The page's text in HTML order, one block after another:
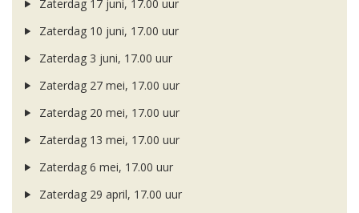
Zaterdag 17 juni, 17.00 uur
Zaterdag 10 juni, 17.00 uur
Zaterdag 3 juni, 17.00 uur
Zaterdag 27 mei, 17.00 uur
Zaterdag 20 mei, 17.00 uur
Zaterdag 13 mei, 17.00 uur
Zaterdag 6 mei, 17.00 uur
Zaterdag 29 april, 17.00 uur